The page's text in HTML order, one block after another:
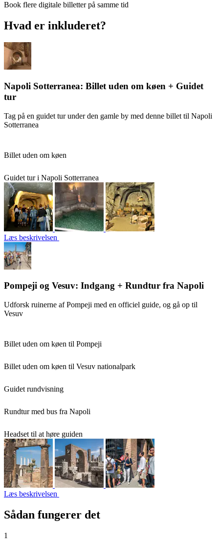
Book flere digitale billetter på samme tid
Hvad er inkluderet?
Napoli Sotterranea: Billet uden om køen + Guidet
tur
Tag på en guidet tur under den gamle by med denne billet til Napoli
Sotterranea
Billet uden om køen
Guidet tur i Napoli Sotterranea
Læs beskrivelsen
Pompeji og Vesuv: Indgang + Rundtur fra Napoli
Udforsk ruinerne af Pompeji med en officiel guide, og gå op til
Vesuv
Billet uden om køen til Pompeji
Billet uden om køen til Vesuv nationalpark
Guidet rundvisning
Rundtur med bus fra Napoli
Headset til at høre guiden
Læs beskrivelsen
Sådan fungerer det
1